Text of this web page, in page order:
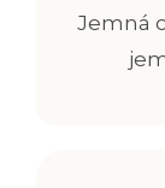
Jemná